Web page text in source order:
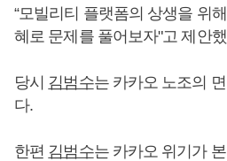
“모빌리티 플랫폼의 상생을 위
혜로 문제를 풀어보자"고 제안
당시 김범수는 카카오 노조의
다.
한편 김범수는 카카오 위기가